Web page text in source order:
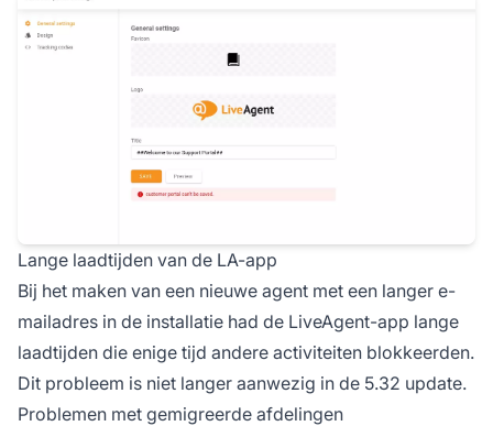
Lange laadtijden van de LA-app
Bij het maken van een nieuwe agent met een langer e-
mailadres in de installatie had de LiveAgent-app lange
laadtijden die enige tijd andere activiteiten blokkeerden.
Dit probleem is niet langer aanwezig in de 5.32 update.
Problemen met gemigreerde afdelingen